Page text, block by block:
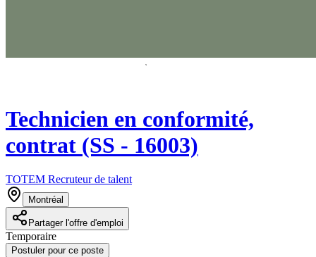
Technicien en conformité,
contrat (SS - 16003)
TOTEM Recruteur de talent
Montréal
Partager l'offre d'emploi
Temporaire
Postuler pour ce poste